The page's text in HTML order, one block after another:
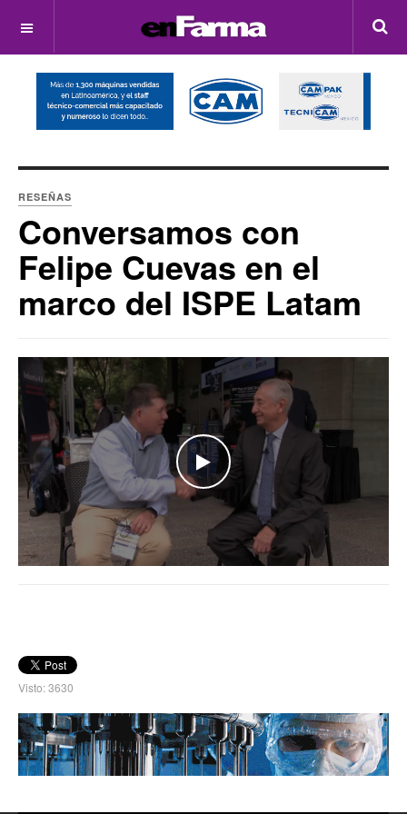
OFF CANVAS
RESEÑAS
Conversamos con
Felipe Cuevas en el
marco del ISPE Latam
WATCH THE VIDEO
Visto: 3630